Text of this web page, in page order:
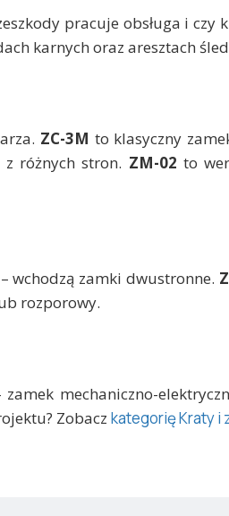
pracuje obsługa i czy
karnych oraz aresztach
ZC-3M to klasyczny
różnych stron. ZM-02 to
wchodzą zamki dwustronne.
rozporowy.
zamek mechaniczno-
Zobacz kategorię Kraty